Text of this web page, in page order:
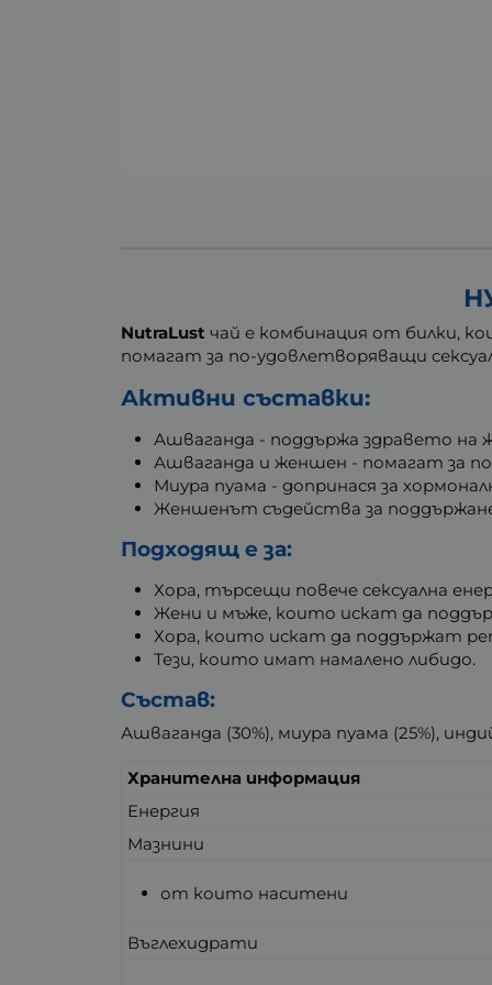
NutraLust чай е комбинация от билки,
помагат за по-удовлетворяващи
Активни съставки:
Ашваганда - поддържа здравето на
Ашваганда и женшен - помагат за
Миура пуама - допринася за
Женшенът съдейства за
Подходящ е за:
Хора, търсещи повече сексуална
Жени и мъже, които искат да
Хора, които искат да поддържат
Тези, които имат намалено либидо.
Състав:
Ашваганда (30%), миура пуама (25%),
Хранителна информация
Енергия
Мазнини
от които наситени
Въглехидрати